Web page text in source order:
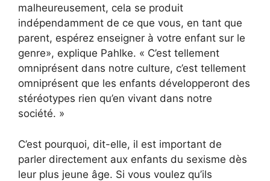
malheureusement, cela se produit
indépendamment de ce que vous, en tant que
parent, espérez enseigner à votre enfant sur le
genre», explique Pahlke. « C’est tellement
omniprésent dans notre culture, c’est tellement
omniprésent que les enfants développeront des
stéréotypes rien qu’en vivant dans notre
société. »
C’est pourquoi, dit-elle, il est important de
parler directement aux enfants du sexisme dès
leur plus jeune âge. Si vous voulez qu’ils